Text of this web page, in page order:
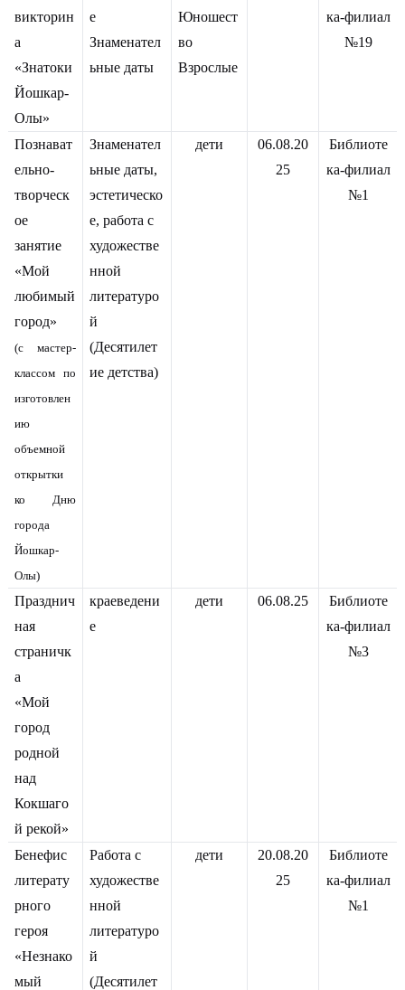
викторин
а
«Знатоки
Йошкар-
Олы»
е
Знаменател
ьные даты
Юношест
во
Взрослые
ка-филиал
№19
Познават
ельно-
творческ
ое
занятие
«Мой
любимый
город»
(с мастер-
классом по
изготовлен
ию
объемной
открытки
ко Дню
города
Йошкар-
Олы)
Знаменател
ьные даты,
эстетическо
е, работа с
художестве
нной
литературо
й
(Десятилет
ие детства)
дети
06.08.20
25
Библиоте
ка-филиал
№1
Празднич
ная
страничк
а
«Мой
город
родной
над
Кокшаго
й рекой»
краеведени
е
дети 06.08.25
Библиоте
ка-филиал
№3
Бенефис
литерату
рного
героя
«Незнако
мый
Работа с
художестве
нной
литературо
й
(Десятилет
дети
20.08.20
25
Библиоте
ка-филиал
№1